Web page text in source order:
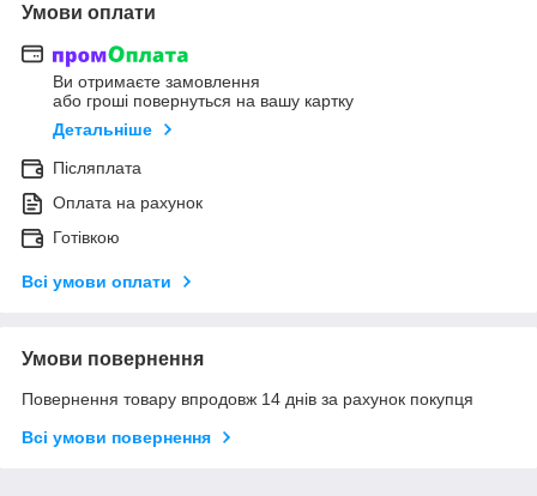
Умови оплати
Ви отримаєте замовлення
або гроші повернуться на вашу картку
Детальніше
Післяплата
Оплата на рахунок
Готівкою
Всі умови оплати
Умови повернення
Повернення товару впродовж 14 днів за рахунок покупця
Всі умови повернення